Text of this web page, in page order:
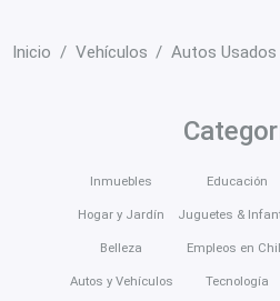
Inicio Vehículos Autos Usados
Inmuebles
Hogar y Jardín
Belleza
Autos y Vehículos
Educación
Juguetes &
Empleos en
Tecnología